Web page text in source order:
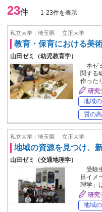
23件 1-23件を表示
私立大学｜埼玉県 立正大学
教育・保育における美
山田ゼミ（幼児教育学）
本ゼ
関する
作った
研究
地域
質の
私立大学｜埼玉県 立正大学
地域の資源を見つけ、
山田ゼミ（交通地理学）
受験
目イメ
理学」
研究
地域